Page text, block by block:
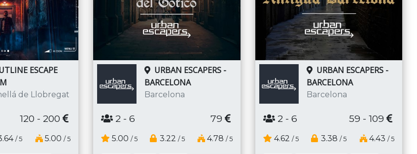
ESCAPE
de Llobregat
120 - 200
/ 5 5.00 / 5
URBAN ESCAPERS -
BARCELONA
Barcelona
2 - 6 79
5.00 / 5 3.22 / 5 4.78 / 5
URBAN ESCAPERS -
BARCELONA
Barcelona
2 - 6 59 - 109
4.62 / 5 3.38/ 5 4.43 / 5